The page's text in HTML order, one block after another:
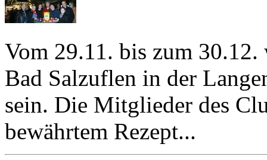
Vom 29.11. bis zum
Bad Salzuflen in der
sein. Die Mitglieder des
bewährtem Rezept...